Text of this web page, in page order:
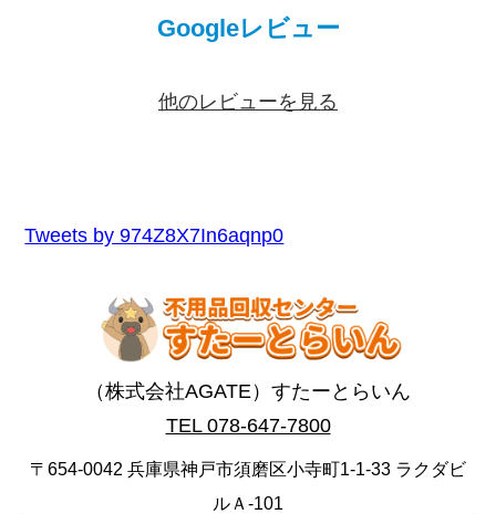
Googleレビュー
他のレビューを見る
Tweets by 974Z8X7In6aqnp0
（株式会社AGATE）すたーとらいん
TEL 078-647-7800
〒654-0042 兵庫県神戸市須磨区小寺町1-1-33 ラクダビ
ルＡ-101